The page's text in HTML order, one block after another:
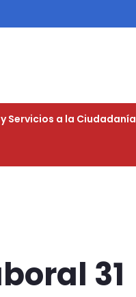
Servicios a la Ciudadanía
31